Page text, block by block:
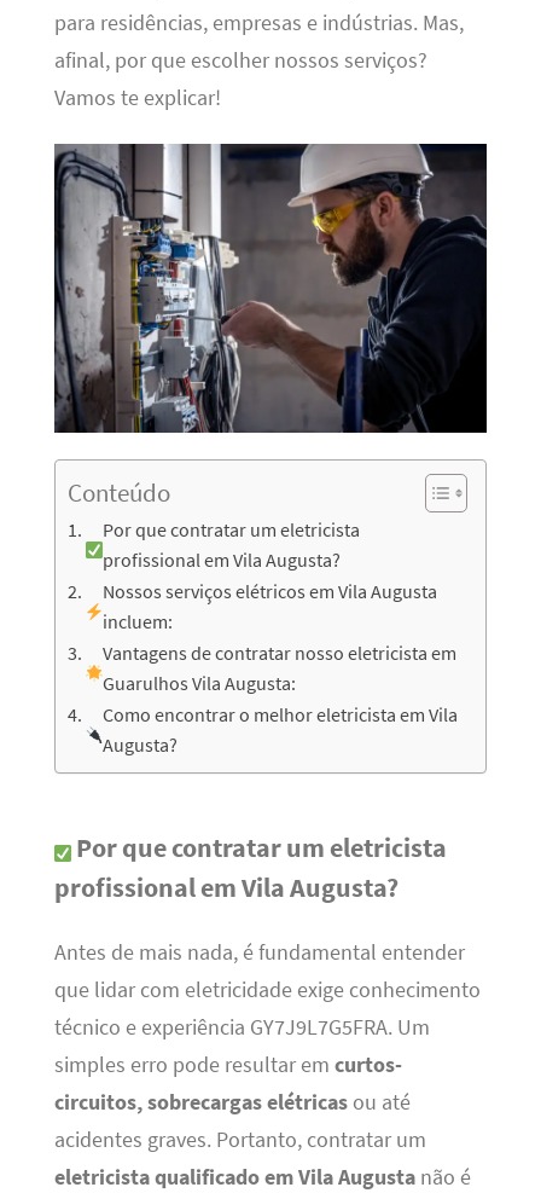
para residências, empresas e indústrias. Mas,
afinal, por que escolher nossos serviços?
Vamos te explicar!
Conteúdo
Por que contratar um eletricista
profissional em Vila Augusta?
Nossos serviços elétricos em Vila Augusta
incluem:
Vantagens de contratar nosso eletricista em
Guarulhos Vila Augusta:
Como encontrar o melhor eletricista em Vila
Augusta?
Por que contratar um eletricista
profissional em Vila Augusta?
Antes de mais nada, é fundamental entender
que lidar com eletricidade exige conhecimento
técnico e experiência GY7J9L7G5FRA. Um
simples erro pode resultar em curtos-
circuitos, sobrecargas elétricasou até
acidentes graves. Portanto, contratar um
eletricista qualificado em Vila Augustanão é